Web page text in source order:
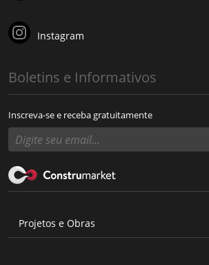
Instagram
Boletins e Informativos
Inscreva-se e receba gratuitamente
Projetos e Obras